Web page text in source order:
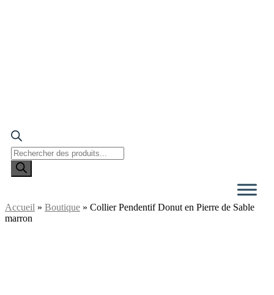
Recherche
de
Accueil » Boutique » Collier Pendentif Donut en Pierre de Sable
marron